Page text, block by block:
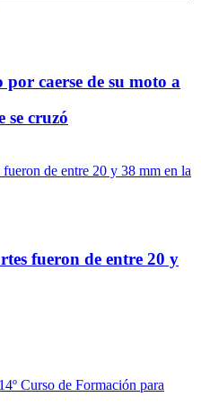
caerse de su moto a
se cruzó
fueron de entre 20 y